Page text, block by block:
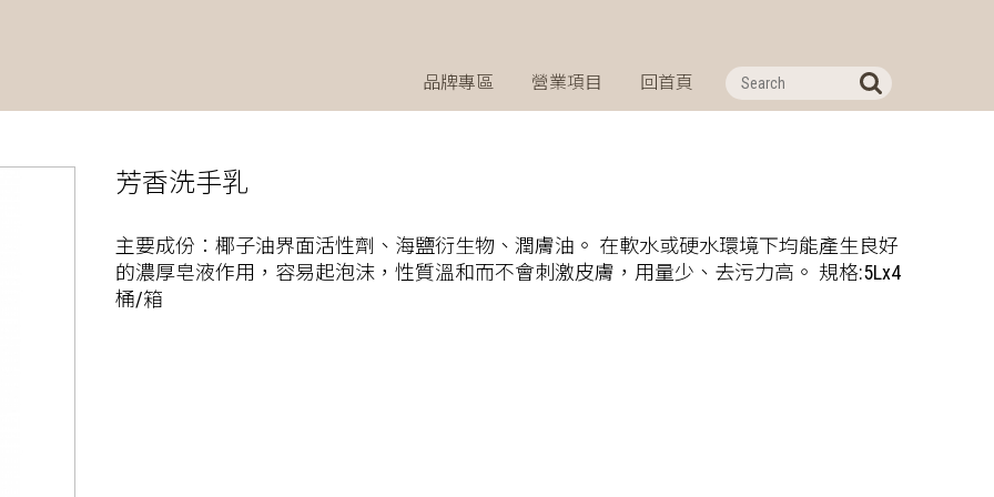
品牌專區 營業項目 回首頁
芳香洗手乳
主要成份：椰子油界面活性劑、海鹽衍生物、潤膚油。 在軟水或硬水環境下均能產生良好
的濃厚皂液作用，容易起泡沫，性質溫和而不會刺激皮膚，用量少、去污力高。 規格:5Lx4
桶/箱